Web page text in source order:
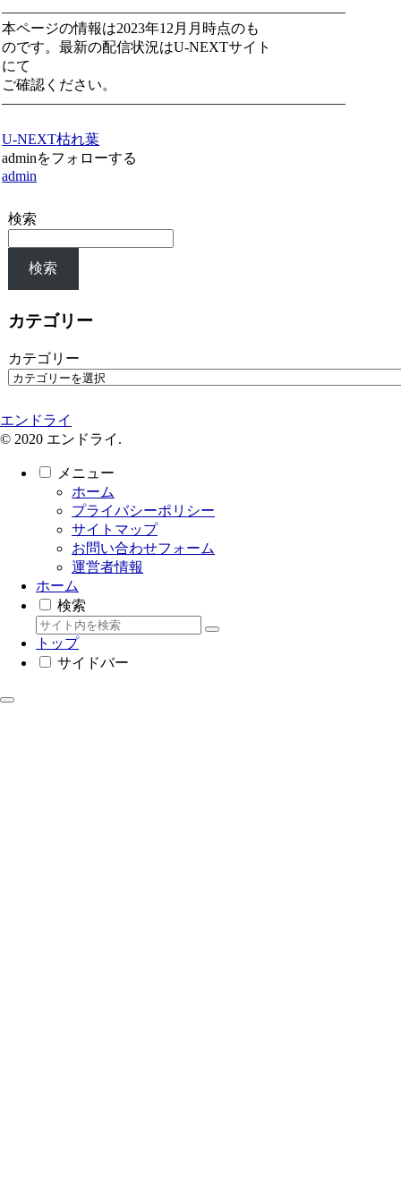
————————————————————————
本ページの情報は2023年12月月時点のも
のです。最新の配信状況はU-NEXTサイト
にて
ご確認ください。
————————————————————————
U-NEXT枯れ葉
adminをフォローする
admin
検索
検索
カテゴリー
カテゴリー
エンドライ
© 2020 エンドライ.
メニュー
ホーム
プライバシーポリシー
サイトマップ
お問い合わせフォーム
運営者情報
ホーム
検索
トップ
サイドバー